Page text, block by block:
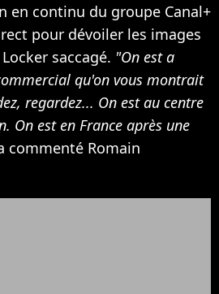
en continu du groupe Canal+
pour dévoiler les images
saccagé. "On est a
qu'on vous montrait
regardez... On est au centre
On est en France après une
commenté Romain